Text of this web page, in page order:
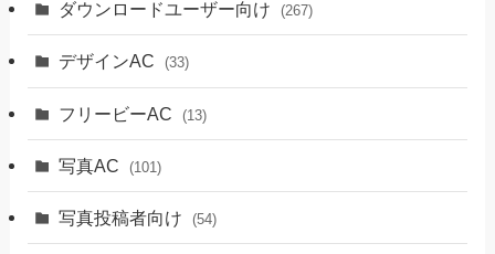
ダウンロードユーザー向け (267)
デザインAC (33)
フリービーAC (13)
写真AC (101)
写真投稿者向け (54)